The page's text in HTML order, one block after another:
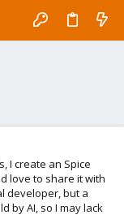
I create an Spice
love to share it with
developer, but a
by AI, so I may lack